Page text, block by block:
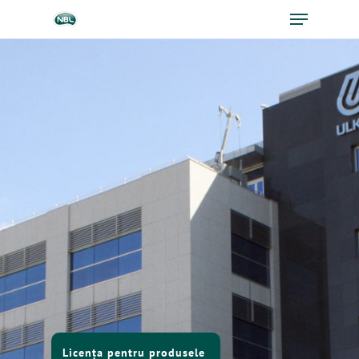
Licența pentru produsele
Ру En
Principala